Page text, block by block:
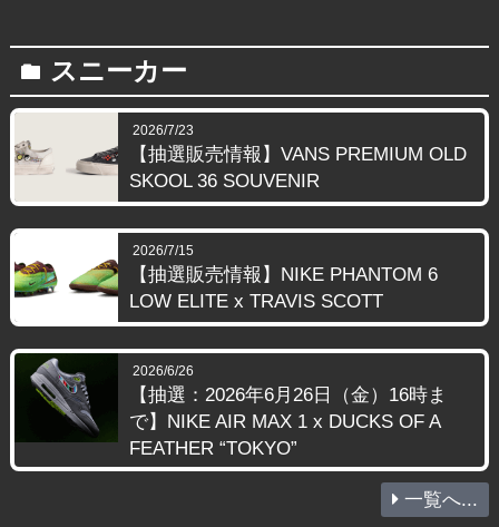
folder スニーカー
2026/7/23
【抽選販売情報】VANS PREMIUM OLD
SKOOL 36 SOUVENIR
2026/7/15
【抽選販売情報】NIKE PHANTOM 6
LOW ELITE x TRAVIS SCOTT
2026/6/26
【抽選：2026年6月26日（金）16時ま
で】NIKE AIR MAX 1 x DUCKS OF A
FEATHER “TOKYO”
一覧へ...